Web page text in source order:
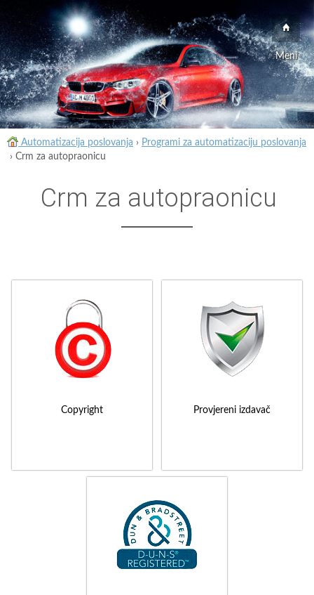
Meni
Automatizacija poslovanja › Programi za automatizaciju poslovanja
› Crm za autopraonicu
Crm za autopraonicu
Copyright Provjereni izdavač